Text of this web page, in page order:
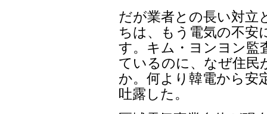
だが業者との長い対立
ちは、もう電気の不安
す。キム・ヨンヨン監
ているのに、なぜ住
か。何より韓電から安
吐露した。